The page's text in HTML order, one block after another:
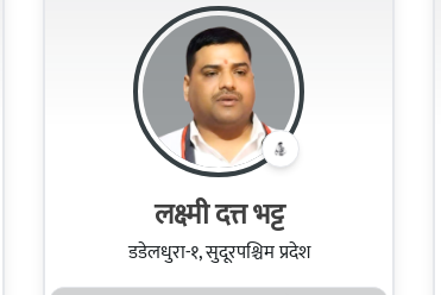
लक्ष्मी दत्त भट्ट
डडेलधुरा-१, सुदूरपश्चिम प्रदेश